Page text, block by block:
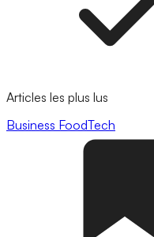
Articles les plus lus
Business FoodTech